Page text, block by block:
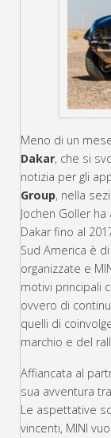
Meno di un
Dakar, che si
notizia per gli
Group, nella
Jochen Goller
Dakar fino al
Sud America è
organizzate e
motivi principali
ovvero di
quelli di
marchio e del
Affiancata al
sua avventura
Le aspettative
vincenti, MINI